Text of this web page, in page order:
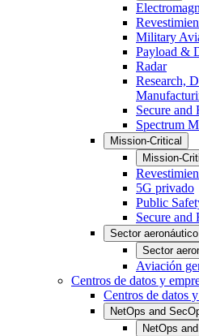
Military
Payload &
Radar
Research,
Secure and
Spectrum
Mission-Critical
Mission-
5G privado
Public
Secure and
Sector aeronáutico
Sector
Aviación
Centros de datos y
Centros de datos
NetOps and
NetOps